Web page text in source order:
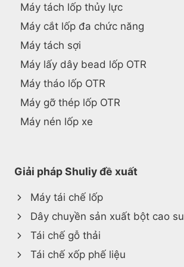
Máy tách lốp thủy lực
Máy cắt lốp đa chức năng
Máy tách sợi
Máy lấy dây bead lốp OTR
Máy tháo lốp OTR
Máy gỡ thép lốp OTR
Máy nén lốp xe
Giải pháp Shuliy đề xuất
Máy tái chế lốp
Dây chuyền sản xuất bột cao su
Tái chế gỗ thải
Tái chế xốp phế liệu